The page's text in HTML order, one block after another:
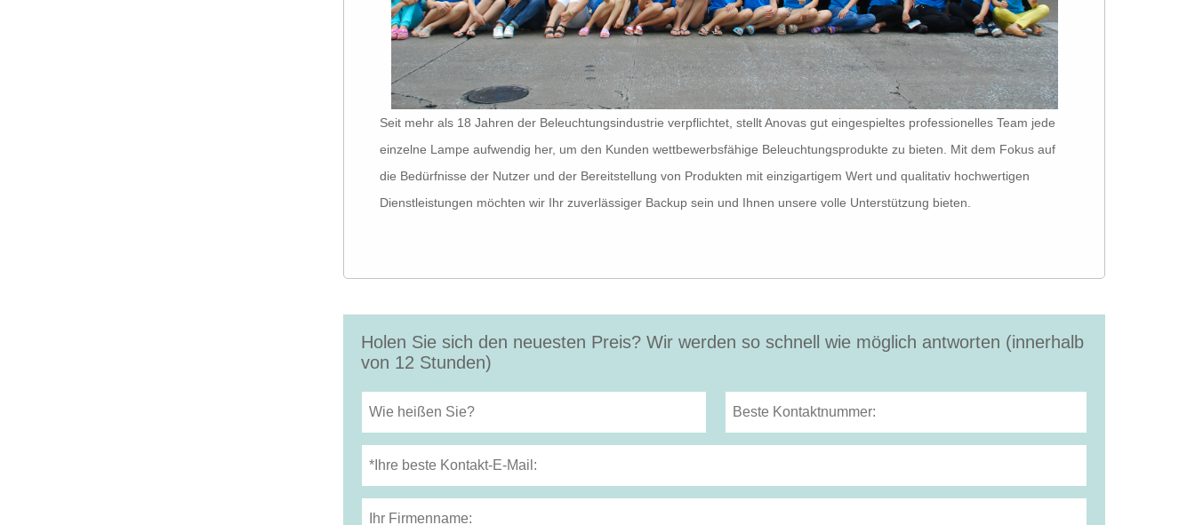
Seit mehr als 18 Jahren der Beleuchtungsindustrie verpflichtet, stellt Anovas gut eingespieltes professionelles Team jede
einzelne Lampe aufwendig her, um den Kunden wettbewerbsfähige Beleuchtungsprodukte zu bieten. Mit dem Fokus auf
die Bedürfnisse der Nutzer und der Bereitstellung von Produkten mit einzigartigem Wert und qualitativ hochwertigen
Dienstleistungen möchten wir Ihr zuverlässiger Backup sein und Ihnen unsere volle Unterstützung bieten.
Holen Sie sich den neuesten Preis? Wir werden so schnell wie möglich antworten (innerhalb
von 12 Stunden)